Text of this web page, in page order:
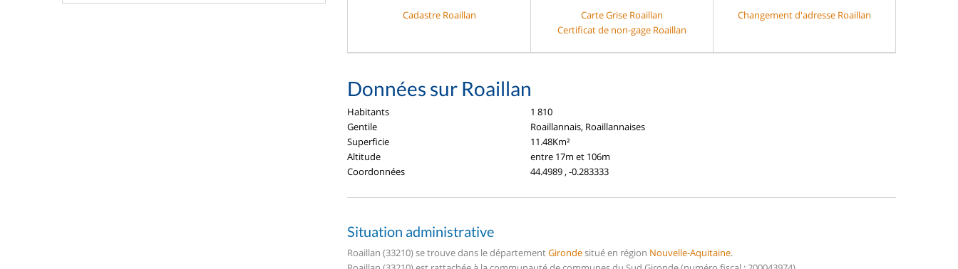
Cadastre Roaillan
Carte Grise Roaillan
Certificat de non-gage Roaillan
Changement d'adresse Roaillan
Données sur Roaillan
Habitants
1 810
Gentile
Roaillannais, Roaillannaises
Superficie
11.48Km²
Altitude
entre 17m et 106m
Coordonnées
44.4989 , -0.283333
Situation administrative
Roaillan (33210) se trouve dans le départementGirondesitué en région Nouvelle-Aquitaine.